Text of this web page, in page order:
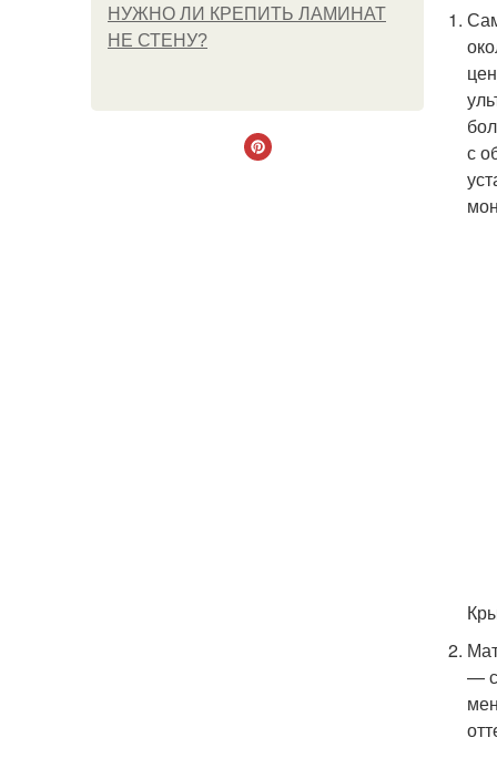
НУЖНО ЛИ КРЕПИТЬ ЛАМИНАТ
НЕ СТЕНУ?
с
—